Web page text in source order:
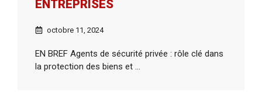
ENTREPRISES
octobre 11, 2024
EN BREF Agents de sécurité privée : rôle clé dans
la protection des biens et ...